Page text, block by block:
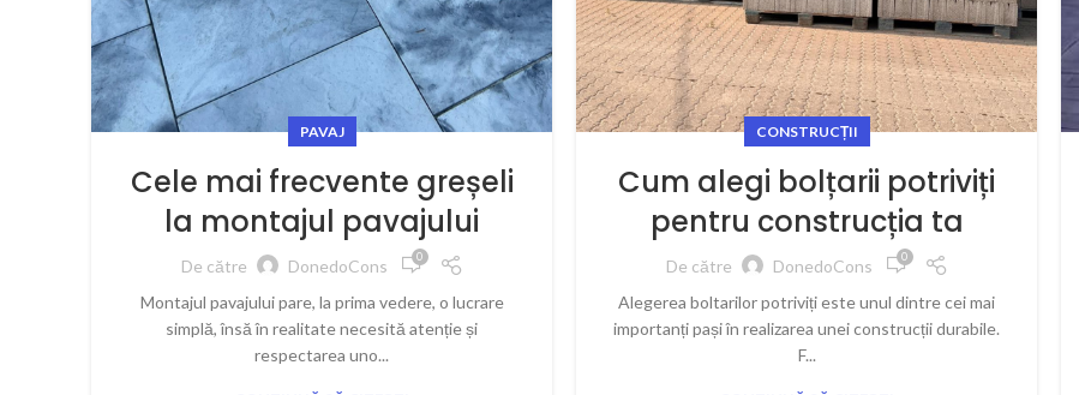
PAVAJ
Cele mai frecvente greșeli
la montajul pavajului
De către DonedoCons 0
Montajul pavajului pare, la prima vedere, o lucrare
simplă, însă în realitate necesită atenție și
respectarea uno...
CONSTRUCȚII
Cum alegi bolțarii potriviți
pentru construcția ta
De către DonedoCons 0
Alegerea boltarilor potriviți este unul dintre cei mai
importanți pași în realizarea unei construcții durabile.
F...